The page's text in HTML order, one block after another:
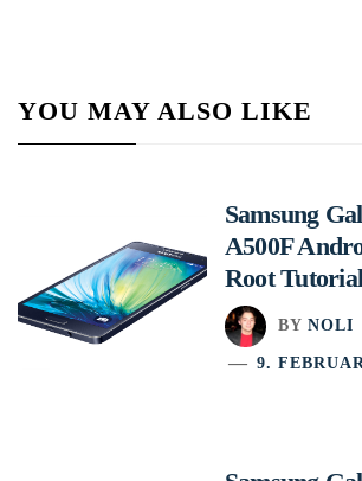
YOU MAY ALSO LIKE
Samsung
A500F
Root Tutorial
BY NOLI
9.